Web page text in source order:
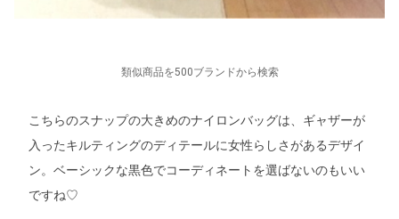
類似商品を500ブランドから検索
こちらのスナップの大きめのナイロンバッグは、ギャザーが
入ったキルティングのディテールに女性らしさがあるデザイ
ン。ベーシックな黒色でコーディネートを選ばないのもいい
ですね♡